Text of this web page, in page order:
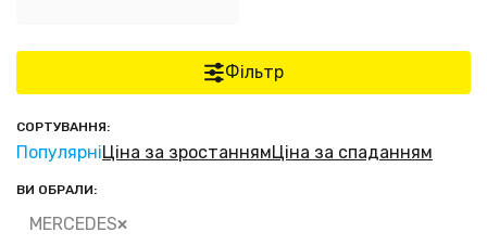
Фільтр
СОРТУВАННЯ:
ПопулярніЦіна за зростаннямЦіна за спаданням
ВИ ОБРАЛИ:
MERCEDES